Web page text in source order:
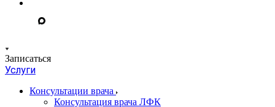
Записаться
Услуги
Консультации врача
Консультация врача ЛФК